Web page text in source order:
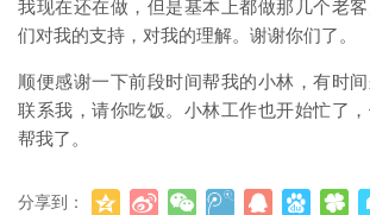
我现在还在做，但是基本上都做那几个老
们对我的支持，对我的理解。谢谢你们了。
顺便感谢一下前段时间帮我的小林，有时
联系我，请你吃饭。小林工作也开始忙了
帮我了。
分享到：